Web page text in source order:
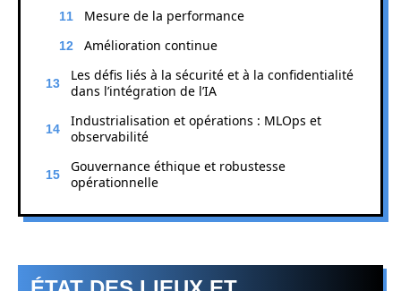
Mesure de la performance
Amélioration continue
Les défis liés à la sécurité et à la confidentialité
dans l’intégration de l’IA
Industrialisation et opérations : MLOps et
observabilité
Gouvernance éthique et robustesse
opérationnelle